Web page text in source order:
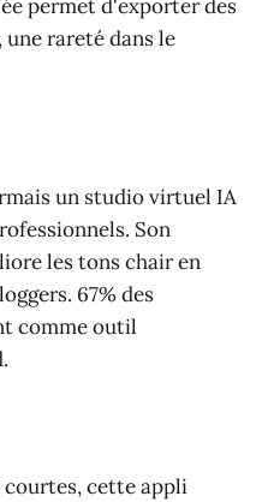
permet d'exporter des
rareté dans le
un studio virtuel IA
Son
les tons chair en
67% des
comme outil
courtes, cette appli